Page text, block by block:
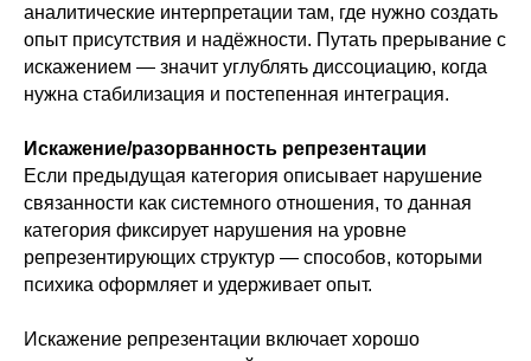
аналитические интерпретации там, где нужно создать
опыт присутствия и надёжности. Путать прерывание с
искажением — значит углублять диссоциацию, когда
нужна стабилизация и постепенная интеграция.
Искажение/разорванность репрезентации
Если предыдущая категория описывает нарушение
связанности как системного отношения, то данная
категория фиксирует нарушения на уровне
репрезентирующих структур — способов, которыми
психика оформляет и удерживает опыт.
Искажение репрезентации включает хорошо